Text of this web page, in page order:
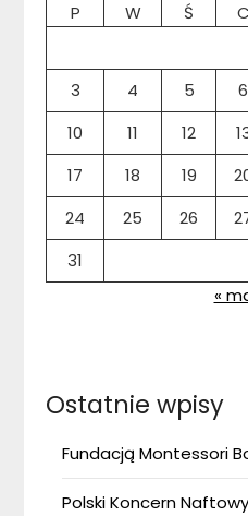
P W Ś C
3
4 5 6
10
11 12
17
18 19
24
25 26
31
«
Ostatnie wpisy
Fundacją Montessori
Polski Koncern Naftowy